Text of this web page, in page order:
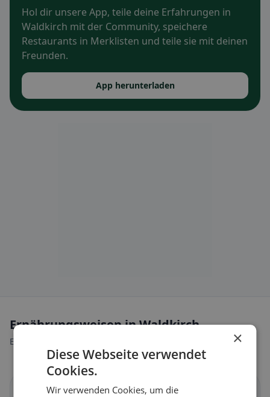
Hol dir unsere App, teile deine Erfahrungen in
Waldkirch mit der Community, speichere
Restaurants in Merklisten und teile sie mit deinen
Freunden.
App herunterladen
Ernährungsweisen in Waldkirch
Entdecke Restaurants passend zu deiner Ernährungsweise.
×
Diese Webseite verwendet
Cookies.
Wir verwenden Cookies, um die